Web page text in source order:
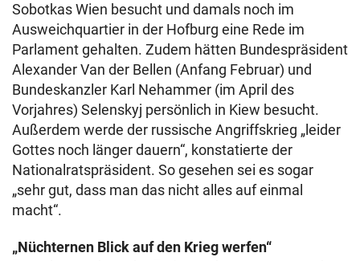
Sobotkas Wien besucht und damals noch im
Ausweichquartier in der Hofburg eine Rede im
Parlament gehalten. Zudem hätten Bundespräsident
Alexander Van der Bellen (Anfang Februar) und
Bundeskanzler Karl Nehammer (im April des
Vorjahres) Selenskyj persönlich in Kiew besucht.
Außerdem werde der russische Angriffskrieg „leider
Gottes noch länger dauern“, konstatierte der
Nationalratspräsident. So gesehen sei es sogar
„sehr gut, dass man das nicht alles auf einmal
macht“.
„Nüchternen Blick auf den Krieg werfen“